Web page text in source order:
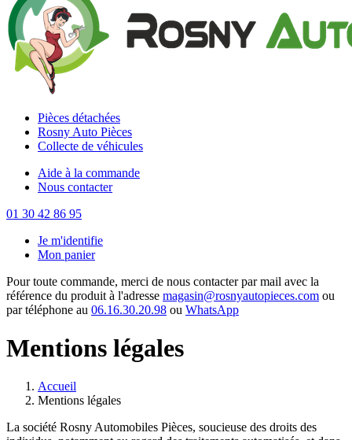
Pièces détachées
Rosny Auto Pièces
Collecte de véhicules
Aide à la commande
Nous contacter
01 30 42 86 95
Je m'identifie
Mon panier
Pour toute commande, merci de nous contacter par mail avec la
référence du produit à l'adresse magasin@rosnyautopieces.com ou
par téléphone au 06.16.30.20.98 ou WhatsApp
Mentions légales
Accueil
Mentions légales
La société Rosny Automobiles Pièces, soucieuse des droits des